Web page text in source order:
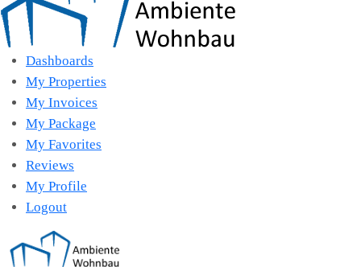
Dashboards
My Properties
My Invoices
My Package
My Favorites
Reviews
My Profile
Logout